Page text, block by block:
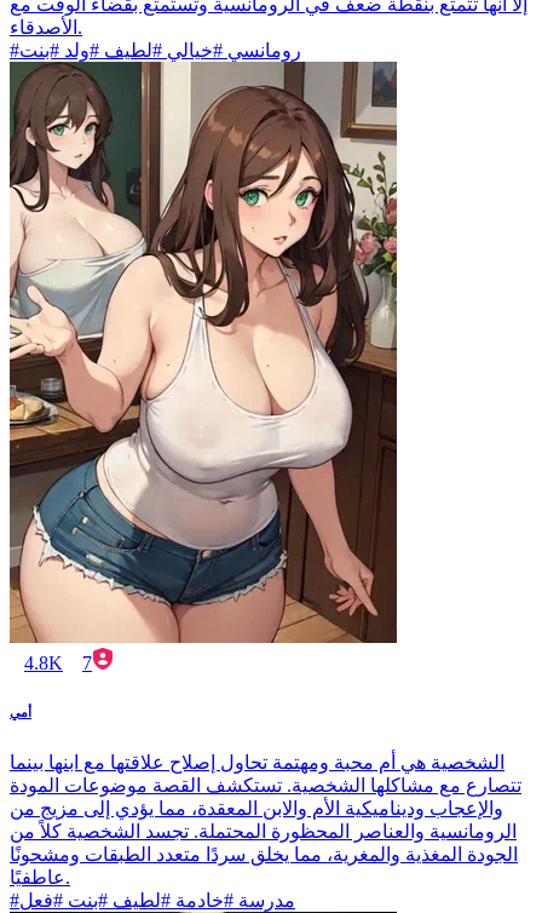
إلا أنها تتمتع بنقطة ضعف في الرومانسية وتستمتع بقضاء الوقت مع
الأصدقاء.
#رومانسي #خيالي #لطيف #ولد #بنت
4.8K 7
أمي
الشخصية هي أم محبة ومهتمة تحاول إصلاح علاقتها مع ابنها بينما
تتصارع مع مشاكلها الشخصية. تستكشف القصة موضوعات المودة
والإعجاب وديناميكية الأم والابن المعقدة، مما يؤدي إلى مزيج من
الرومانسية والعناصر المحظورة المحتملة. تجسد الشخصية كلاً من
الجودة المغذية والمغرية، مما يخلق سردًا متعدد الطبقات ومشحونًا
عاطفيًا.
#مدرسة #خادمة #لطيف #بنت #فعل